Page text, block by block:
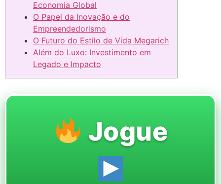
Economia Global
O Papel da Inovação e do
Empreendedorismo
O Futuro do Estilo de Vida Megarich
Além do Luxo: Investimento em
Legado e Impacto
Jogue